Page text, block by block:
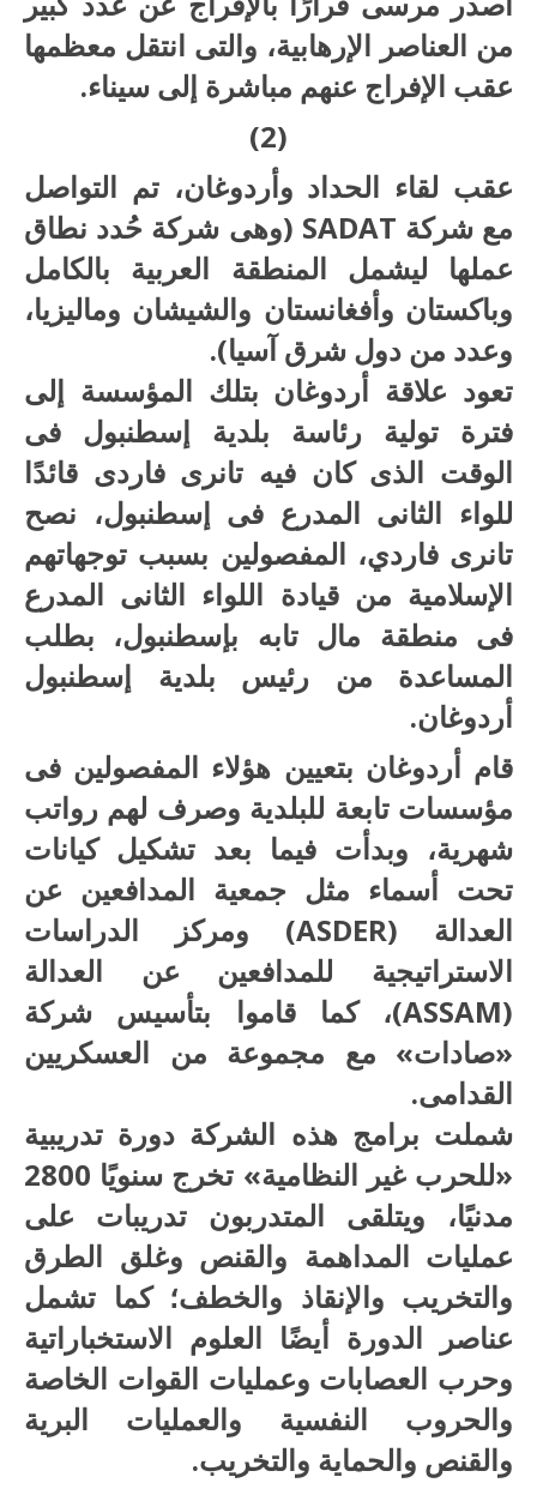
من العناصر الإرهابية، والتى انتقل معظمها
عقب الإفراج عنهم مباشرة إلى سيناء.
عقب لقاء الحداد وأردوغان، تم التواصل
مع شركة SADAT (وهى شركة حُدد نطاق
عملها ليشمل المنطقة العربية بالكامل
وباكستان وأفغانستان والشيشان وماليزيا،
وعدد من دول شرق آسيا).
تعود علاقة أردوغان بتلك المؤسسة إلى
فترة تولية رئاسة بلدية إسطنبول فى
الوقت الذى كان فيه تانرى فاردى قائدًا
للواء الثانى المدرع فى إسطنبول، نصح
تانرى فاردي، المفصولين بسبب توجهاتهم
الإسلامية من قيادة اللواء الثانى المدرع
فى منطقة مال تابه بإسطنبول، بطلب
المساعدة من رئيس بلدية إسطنبول
أردوغان.
قام أردوغان بتعيين هؤلاء المفصولين فى
مؤسسات تابعة للبلدية وصرف لهم رواتب
شهرية، وبدأت فيما بعد تشكيل كيانات
تحت أسماء مثل جمعية المدافعين عن
العدالة (ASDER) ومركز الدراسات
الاستراتيجية للمدافعين عن العدالة
(ASSAM)، كما قاموا بتأسيس شركة
«صادات» مع مجموعة من العسكريين
القدامى.
شملت برامج هذه الشركة دورة تدريبية
«للحرب غير النظامية» تخرج سنويًا 2800
مدنيًا، ويتلقى المتدربون تدريبات على
عمليات المداهمة والقنص وغلق الطرق
والتخريب والإنقاذ والخطف؛ كما تشمل
عناصر الدورة أيضًا العلوم الاستخباراتية
وحرب العصابات وعمليات القوات الخاصة
والحروب النفسية والعمليات البرية
والقنص والحماية والتخريب.